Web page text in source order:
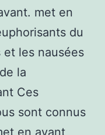
met en
du
les nausées
la
Ces
sont connus
en avant